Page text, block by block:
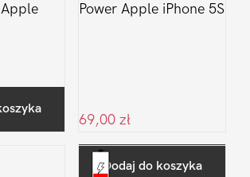
Power Apple iPhone 5S
69,00 zł
Dodaj do koszyka